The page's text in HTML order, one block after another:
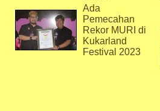
Ada
Pemecahan
Rekor MURI di
Kukarland
Festival 2023